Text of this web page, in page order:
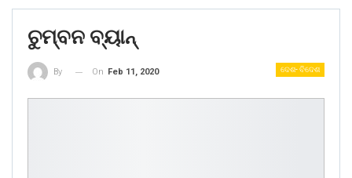
ଚୁମ୍ବନ ବ୍ୟାନ୍‌
ଦେଶ- ବିଦେଶ
By On Feb 11, 2020